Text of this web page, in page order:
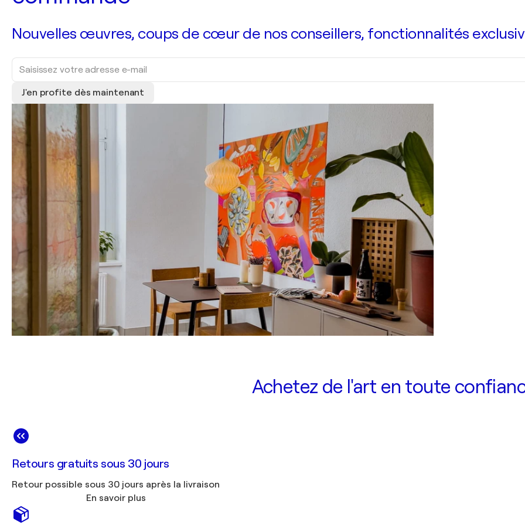
Nouvelles œuvres, coups de cœur de nos conseillers, fonctionnalités
J'en profite dès maintenant
Achetez de l'art en toute
Retours gratuits sous 30 jours
Retour possible sous 30 jours après la livraison
En savoir plus